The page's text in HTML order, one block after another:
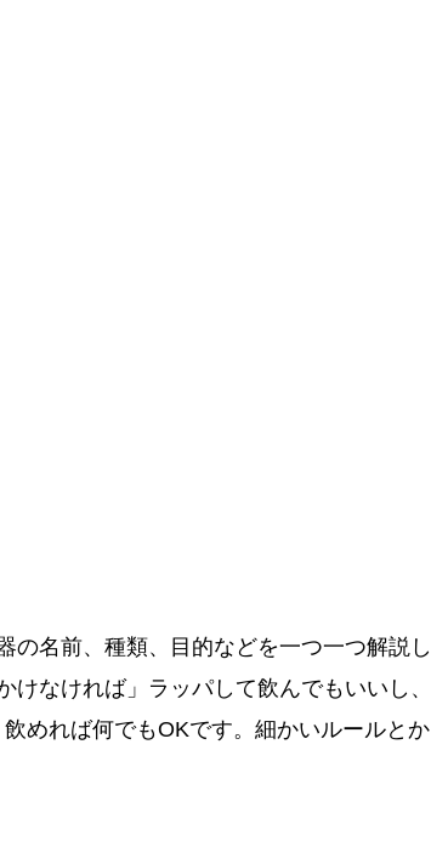
の名前、種類、目的などを一つ一つ解説し
なければ」ラッパして飲んでもいいし、
めれば何でもOKです。細かいルールとか